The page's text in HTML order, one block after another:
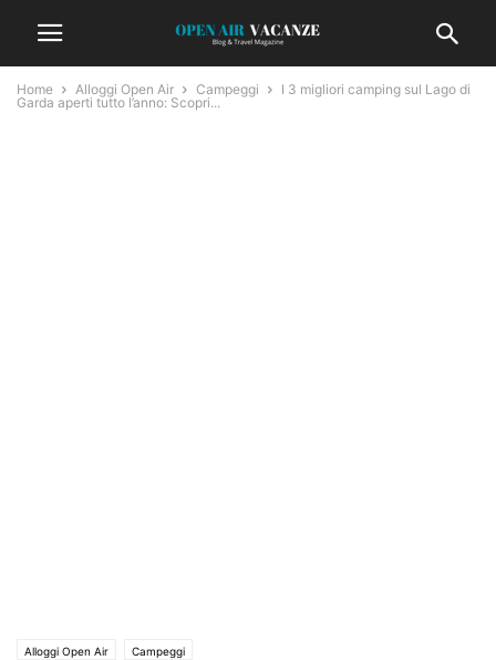
Home Alloggi Open Air Campeggi
I 3 migliori camping sul Lago di
Garda aperti tutto l’anno: Scopri...
Alloggi Open Air Campeggi